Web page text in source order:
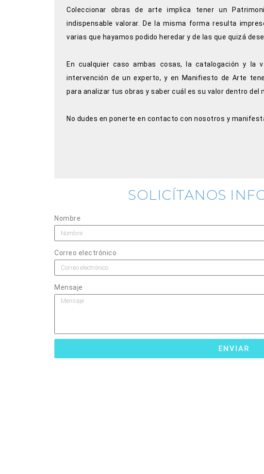
Coleccionar obras de arte implica tener un
indispensable valorar. De la misma forma resulta
varias que hayamos podido heredar y de las que quizá
En cualquier caso ambas cosas, la catalogación y la
intervención de un experto, y en Manifiesto de Arte
para analizar tus obras y saber cuál es su valor dentro del
No dudes en ponerte en contacto con nosotros y
SOLICÍTANOS
Nombre
Correo electrónico
Mensaje
ENVIAR